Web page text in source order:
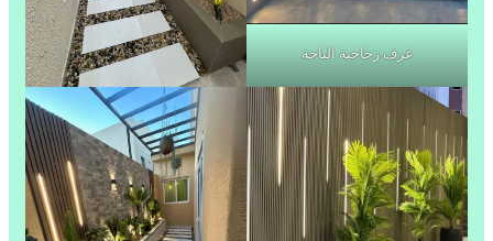
غرف زجاجية الباحة